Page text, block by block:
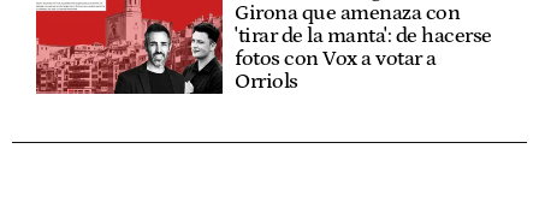
Girona que amenaza con
'tirar de la manta': de hacerse
fotos con Vox a votar a
Orriols